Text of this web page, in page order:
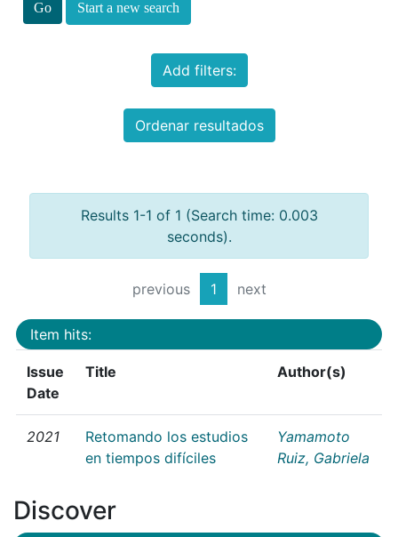
Start a new search
Add filters:
Ordenar resultados
Results 1-1 of 1 (Search time: 0.003
seconds).
previous 1 next
Item hits:
Issue
Date
Title Author(s)
2021
Retomando los estudios
en tiempos difíciles
Yamamoto
Ruiz, Gabriela
Discover